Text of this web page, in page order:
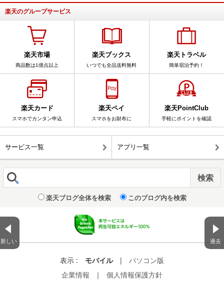
新しい 過去
楽天のグループサービス
楽天市場
商品数は1億点以上
楽天ブックス
いつでも全品送料無料
楽天トラベル
簡単宿泊予約！
楽天カード
スマホでカンタン申込
楽天ペイ
スマホをお財布に
楽天PointClub
手軽にポイントを確認
サービス一覧 アプリ一覧
楽天ブログ全体を検索 このブログ内を検索
表示 : モバイル |
パソコン版
企業情報
｜ 個人情報保護方針